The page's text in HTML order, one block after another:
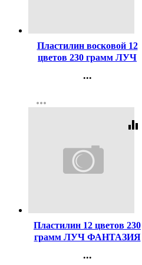
Пластилин восковой 12
цветов 230 грамм ЛУЧ
картонная коробка арт.35С
...
Регистрация
more_horiz
equalizer
Пластилин 12 цветов 230
грамм ЛУЧ ФАНТАЗИЯ
серебряный картонная
...